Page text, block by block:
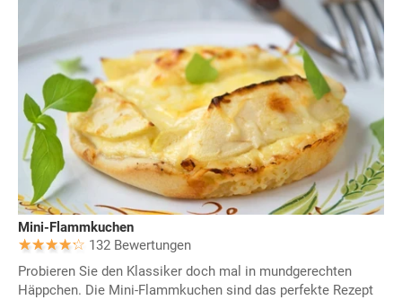
Mini-Flammkuchen
132 Bewertungen
Probieren Sie den Klassiker doch mal in mundgerechten
Häppchen. Die Mini-Flammkuchen sind das perfekte Rezept